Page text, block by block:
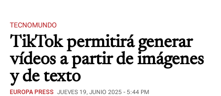
TECNOMUNDO
TikTok permitirá generar
vídeos a partir de imágenes
y de texto
EUROPA PRESS JUEVES 19, JUNIO 2025 - 5:44 PM